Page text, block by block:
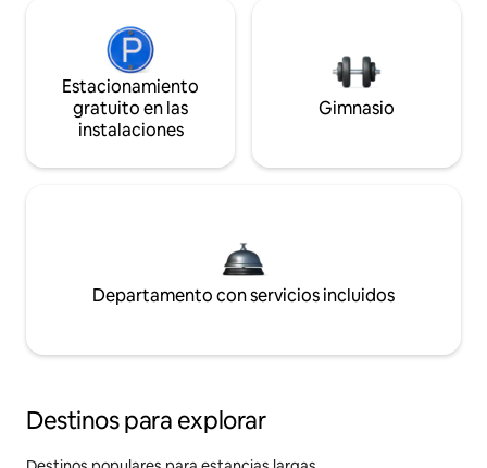
Estacionamiento
gratuito en las
instalaciones
Gimnasio
Departamento con servicios incluidos
Destinos para explorar